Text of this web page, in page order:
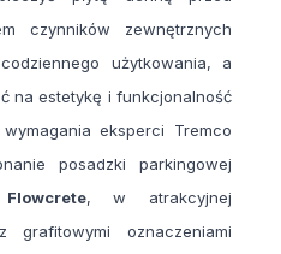
czynników zewnętrznych
użytkowania, a
na estetykę i funkcjonalność
eksperci Tremco
posadzki parkingowej
Flowcrete, w atrakcyjnej
grafitowymi oznaczeniami